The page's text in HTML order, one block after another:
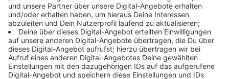
Laura Potting
Von Null auf Potting: "Digitalisierung: Ja oder